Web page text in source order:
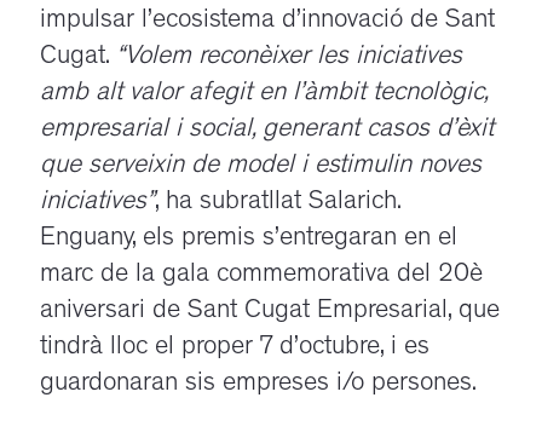
impulsar l’ecosistema d’innovació de Sant
Cugat. “Volem reconèixer les iniciatives
amb alt valor afegit en l’àmbit tecnològic,
empresarial i social, generant casos d’èxit
que serveixin de model i estimulin noves
iniciatives”, ha subratllat Salarich.
Enguany, els premis s’entregaran en el
marc de la gala commemorativa del 20è
aniversari de Sant Cugat Empresarial, que
tindrà lloc el proper 7 d’octubre, i es
guardonaran sis empreses i/o persones.